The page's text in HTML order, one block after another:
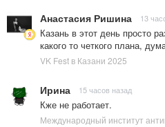
Анастасия Ришина 13
Казань в этот день просто
какого то четкого плана,
VK Fest в Казани 2025
Ирина 15 часов назад
Кже не работает.
Международный институт